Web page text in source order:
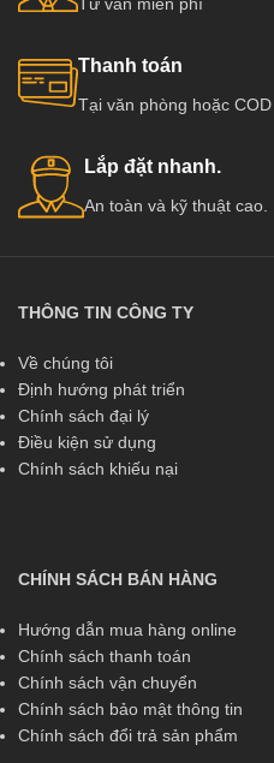
Thanh toán
Tại văn phòng hoặc COD
Lắp đặt nhanh.
An toàn và kỹ thuật cao.
THÔNG TIN CÔNG TY
Về chúng tôi
Định hướng phát triển
Chính sách đại lý
Điều kiện sử dụng
Chính sách khiếu nại
CHÍNH SÁCH BÁN HÀNG
Hướng dẫn mua hàng online
Chính sách thanh toán
Chính sách vận chuyển
Chính sách bảo mật thông tin
Chính sách đổi trả sản phẩm